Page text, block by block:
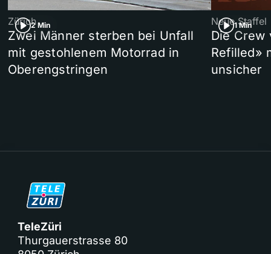
2 Min
Zürich
Zwei Männer sterben bei Unfall
mit gestohlenem Motorrad in
Oberengstringen
1 Min
Neue Staffel
Die Crew
Refilled»
unsicher
TeleZüri
Thurgauerstrasse 80